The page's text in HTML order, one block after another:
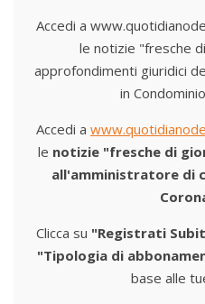
Accedi a
le notizie "fresche
approfondimenti giuridici
in
Accedi a
le notizie "fresche di
all'amministratore di
Clicca su "Registrati
"Tipologia di
base alle